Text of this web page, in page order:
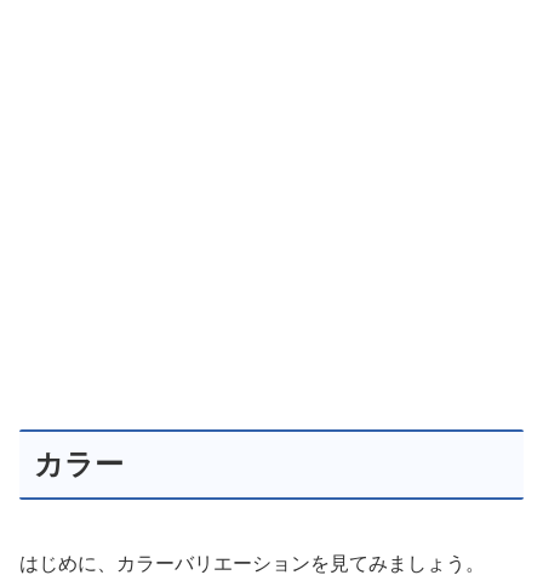
カラー
はじめに、カラーバリエーションを見てみましょう。